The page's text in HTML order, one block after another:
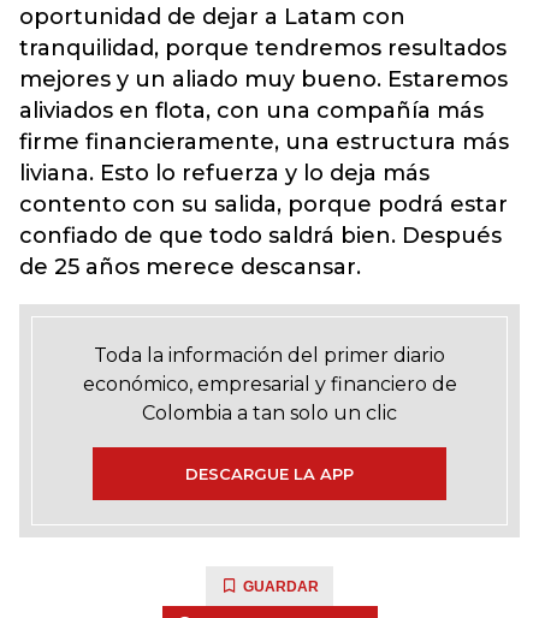
oportunidad de dejar a Latam con
tranquilidad, porque tendremos resultados
mejores y un aliado muy bueno. Estaremos
aliviados en flota, con una compañía más
firme financieramente, una estructura más
liviana. Esto lo refuerza y lo deja más
contento con su salida, porque podrá estar
confiado de que todo saldrá bien. Después
de 25 años merece descansar.
Toda la información del primer diario
económico, empresarial y financiero de
Colombia a tan solo un clic
DESCARGUE LA APP
GUARDAR